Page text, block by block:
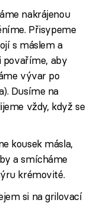
nakrájenou
Přisypeme
s máslem a
povaříme, aby
vývar po
Dusíme na
vždy, když se
kousek másla,
a smícháme
krémovité.
si na grilovací